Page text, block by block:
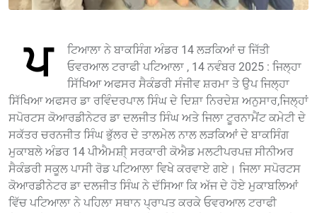
ਪ
ਟਿਆਲਾ ਨੇ ਬਾਕਸਿੰਗ ਅੰਡਰ 14 ਲੜਕਿਆਂ ਚ ਜਿੱਤੀ
ਓਵਰਆਲ ਟਰਾਫੀ ਪਟਿਆਲਾ , 14 ਨਵੰਬਰ 2025 : ਜਿਲ੍ਹਾ
ਸਿੱਖਿਆ ਅਫਸਰ ਸੈਕੰਡਰੀ ਸੰਜੀਵ ਸ਼ਰਮਾ ਤੇ ਉਪ ਜਿਲ੍ਹਾ
ਸਿੱਖਿਆ ਅਫਸਰ ਡਾ ਰਵਿੰਦਰਪਾਲ ਸਿੰਘ ਦੇ ਦਿਸ਼ਾ ਨਿਰਦੇਸ਼ ਅਨੁਸਾਰ,ਜਿਲ੍ਹਾਂ
ਸਪੋਰਟਸ ਕੋਆਰਡੀਨੇਟਰ ਡਾ ਦਲਜੀਤ ਸਿੰਘ ਅਤੇ ਜਿਲਾ ਟੂਰਨਾਮੈਂਟ ਕਮੇਟੀ ਦੇ
ਸਕੱਤਰ ਚਰਨਜੀਤ ਸਿੰਘ ਭੁੱਲਰ ਦੇ ਤਾਲਮੇਲ ਨਾਲ ਲੜਕਿਆਂ ਦੇ ਬਾਕਸਿੰਗ
ਮੁਕਾਬਲੇ ਅੰਡਰ 14 ਪੀਐਮਸ਼ੀ੍ ਸਰਕਾਰੀ ਕੋਐਡ ਮਲਟੀਪਰਪਜ਼ ਸੀਨੀਅਰ
ਸੈਕੰਡਰੀ ਸਕੂਲ ਪਾਸੀ ਰੋਡ ਪਟਿਆਲਾ ਵਿਖੇ ਕਰਵਾਏ ਗਏ। ਜਿਲਾ ਸਪੋਰਟਸ
ਕੋਆਰਡੀਨੇਟਰ ਡਾ ਦਲਜੀਤ ਸਿੰਘ ਨੇ ਦੱਸਿਆ ਕਿ ਅੱਜ ਦੇ ਹੋਏ ਮੁਕਾਬਲਿਆਂ
ਵਿੱਚ ਪਟਿਆਲਾ ਨੇ ਪਹਿਲਾ ਸਥਾਨ ਪ੍ਰਾਪਤ ਕਰਕੇ ਓਵਰਆਲ ਟਰਾਫੀ